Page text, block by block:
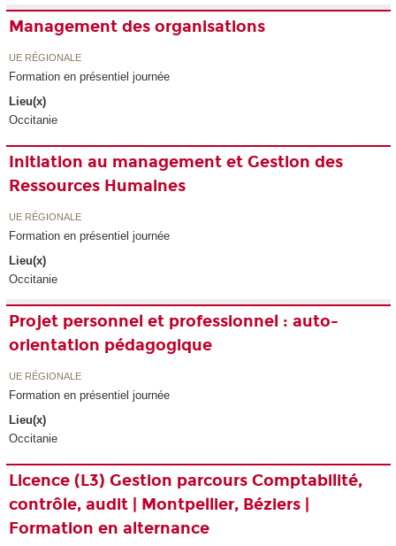
Management des organisations
UE RÉGIONALE
Formation en présentiel journée
Lieu(x)
Occitanie
Initiation au management et Gestion des
Ressources Humaines
UE RÉGIONALE
Formation en présentiel journée
Lieu(x)
Occitanie
Projet personnel et professionnel : auto-
orientation pédagogique
UE RÉGIONALE
Formation en présentiel journée
Lieu(x)
Occitanie
Licence (L3) Gestion parcours Comptabilité,
contrôle, audit | Montpellier, Béziers |
Formation en alternance